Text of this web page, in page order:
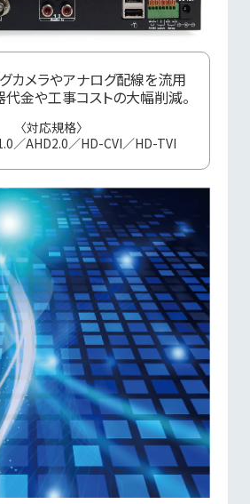
カメラやアナログ配線を流用
金や工事コストの大幅削減。
〈対応規格〉
／AHD2.0／HD-CVI／HD-TVI